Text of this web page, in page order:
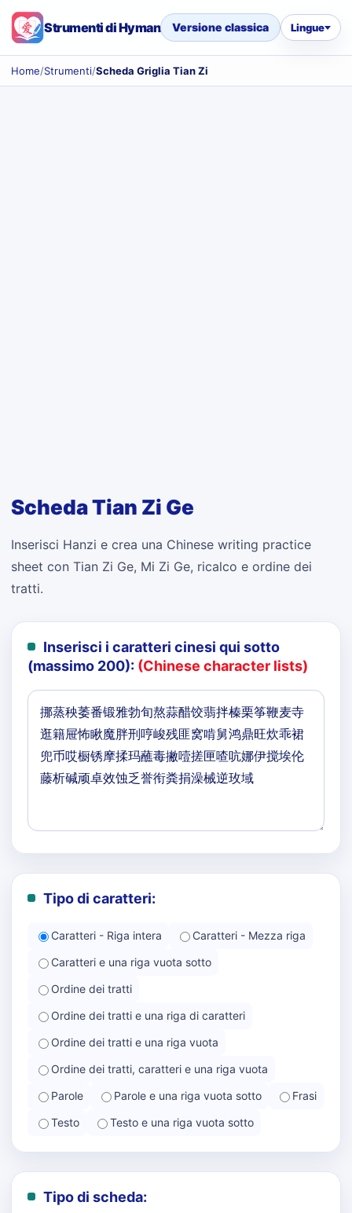
Strumenti di Hyman Versione classica Lingue
Home/Strumenti/Scheda Griglia Tian Zi
Scheda Tian Zi Ge
Inserisci Hanzi e crea una Chinese writing practice
sheet con Tian Zi Ge, Mi Zi Ge, ricalco e ordine dei
tratti.
Inserisci i caratteri cinesi qui sotto
(massimo 200): (Chinese character lists)
Tipo di caratteri:
Caratteri - Riga intera
Caratteri - Mezza riga
Caratteri e una riga vuota sotto
Ordine dei tratti
Ordine dei tratti e una riga di caratteri
Ordine dei tratti e una riga vuota
Ordine dei tratti, caratteri e una riga vuota
Parole
Parole e una riga vuota sotto
Frasi
Testo
Testo e una riga vuota sotto
Tipo di scheda: